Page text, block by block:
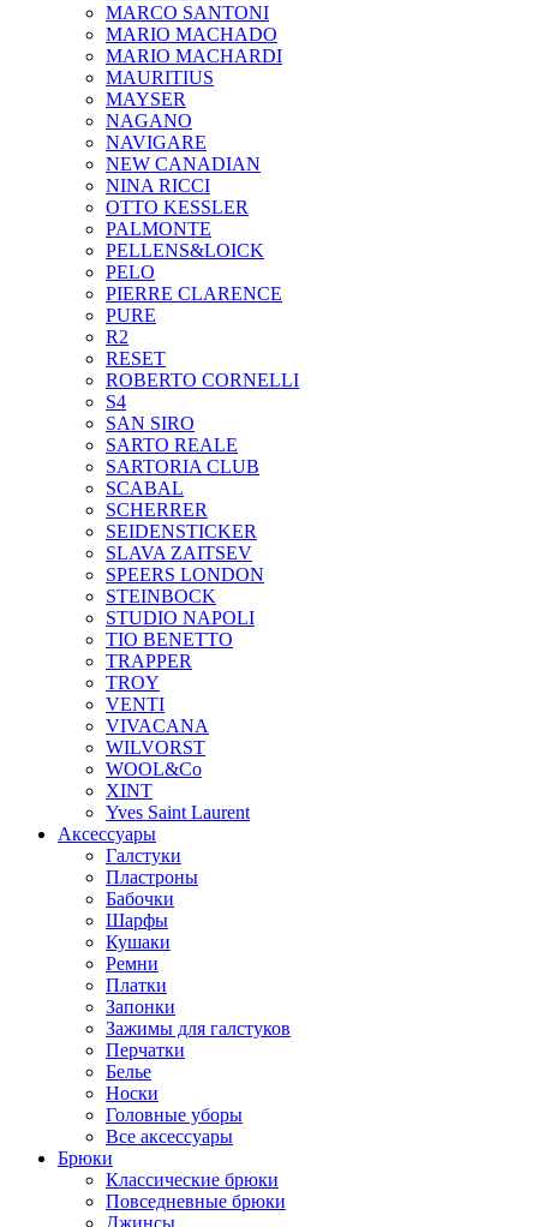
MARCO SANTONI
MARIO MACHADO
MARIO MACHARDI
MAURITIUS
MAYSER
NAGANO
NAVIGARE
NEW CANADIAN
NINA RICCI
OTTO KESSLER
PALMONTE
PELLENS&LOICK
PELO
PIERRE CLARENCE
PURE
R2
RESET
ROBERTO CORNELLI
S4
SAN SIRO
SARTO REALE
SARTORIA CLUB
SCABAL
SCHERRER
SEIDENSTICKER
SLAVA ZAITSEV
SPEERS LONDON
STEINBOCK
STUDIO NAPOLI
TIO BENETTO
TRAPPER
TROY
VENTI
VIVACANA
WILVORST
WOOL&Co
XINT
Yves Saint Laurent
Аксессуары
Галстуки
Пластроны
Бабочки
Шарфы
Кушаки
Ремни
Платки
Запонки
Зажимы для галстуков
Перчатки
Белье
Носки
Головные уборы
Все аксессуары
Брюки
Классические брюки
Повседневные брюки
Джинсы